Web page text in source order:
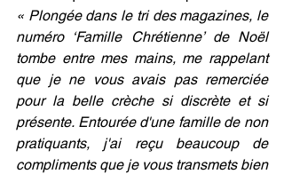
« Plongée dans le tri des magazines, le
numéro ‘Famille Chrétienne’ de Noël
tombe entre mes mains, me rappelant
que je ne vous avais pas remerciée
pour la belle crèche si discrète et si
présente. Entourée d'une famille de non
pratiquants, j'ai reçu beaucoup de
compliments que je vous transmets bien